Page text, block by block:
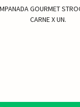
GOURMET
CARNE X UN.